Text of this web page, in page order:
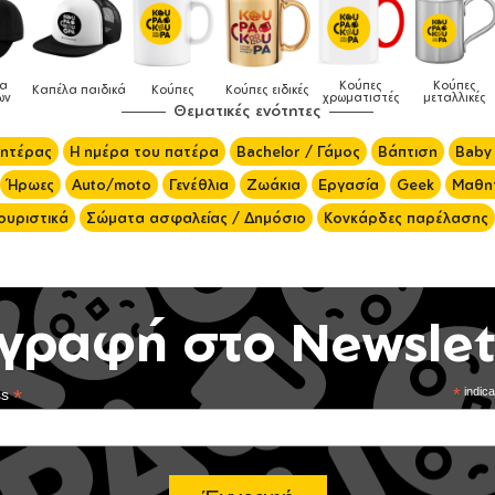
Κούπες Κούπες ειδικές Κούπες
χρωματιστές
Κούπες
μεταλλικές
Δοχεία
φαγητού
Θεματικές ενότητες
Η ημέρα του πατέρα Bachelor / Γάμος Βάπτιση
Ήρωες Auto/moto Γενέθλια Ζωάκια Εργασία Geek
Σώματα ασφαλείας / Δημόσιο Κονκάρδες παρέλασης
στο
*
*